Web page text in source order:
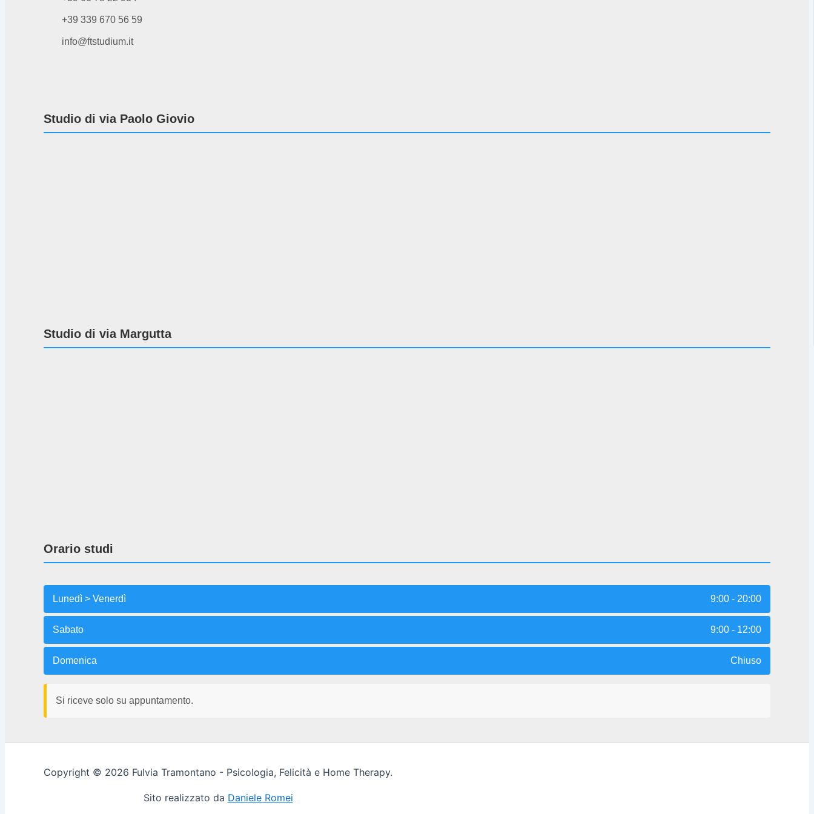
+39 339 670 56 59
info@ftstudium.it
Studio di via Paolo Giovio
Studio di via Margutta
Orario studi
Lunedì > Venerdì 9:00 - 20:00
Sabato 9:00 - 12:00
Domenica Chiuso
Si riceve solo su appuntamento.
Copyright © 2026 Fulvia Tramontano - Psicologia, Felicità e Home Therapy.
Sito realizzato da Daniele Romei